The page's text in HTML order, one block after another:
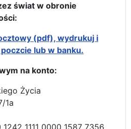
świat w obronie
(pdf), wydrukuj i
lub w banku.
na konto:
Życia
1a